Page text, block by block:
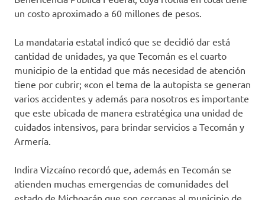
un costo aproximado a 60 millones de pesos.
La mandataria estatal indicó que se decidió dar está
cantidad de unidades, ya que Tecomán es el cuarto
municipio de la entidad que más necesidad de atención
tiene por cubrir; «con el tema de la autopista se generan
varios accidentes y además para nosotros es importante
que este ubicada de manera estratégica una unidad de
cuidados intensivos, para brindar servicios a Tecomán y
Armería.
Indira Vizcaíno recordó que, además en Tecomán se
atienden muchas emergencias de comunidades del